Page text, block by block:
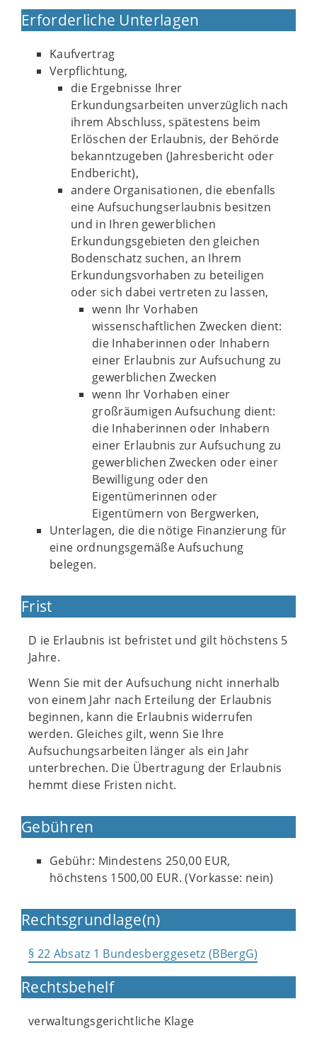
Erforderliche Unterlagen
Kaufvertrag
Verpflichtung,
die Ergebnisse Ihrer
Erkundungsarbeiten unverzüglich nach
ihrem Abschluss, spätestens beim
Erlöschen der Erlaubnis, der Behörde
bekanntzugeben (Jahresbericht oder
Endbericht),
andere Organisationen, die ebenfalls
eine Aufsuchungserlaubnis besitzen
und in Ihren gewerblichen
Erkundungsgebieten den gleichen
Bodenschatz suchen, an Ihrem
Erkundungsvorhaben zu beteiligen
oder sich dabei vertreten zu lassen,
wenn Ihr Vorhaben
wissenschaftlichen Zwecken dient:
die Inhaberinnen oder Inhabern
einer Erlaubnis zur Aufsuchung zu
gewerblichen Zwecken
wenn Ihr Vorhaben einer
großräumigen Aufsuchung dient:
die Inhaberinnen oder Inhabern
einer Erlaubnis zur Aufsuchung zu
gewerblichen Zwecken oder einer
Bewilligung oder den
Eigentümerinnen oder
Eigentümern von Bergwerken,
Unterlagen, die die nötige Finanzierung für
eine ordnungsgemäße Aufsuchung
belegen.
Frist
D ie Erlaubnis ist befristet und gilt höchstens 5
Jahre.
Wenn Sie mit der Aufsuchung nicht innerhalb
von einem Jahr nach Erteilung der Erlaubnis
beginnen, kann die Erlaubnis widerrufen
werden. Gleiches gilt, wenn Sie Ihre
Aufsuchungsarbeiten länger als ein Jahr
unterbrechen. Die Übertragung der Erlaubnis
hemmt diese Fristen nicht.
Gebühren
Gebühr: Mindestens 250,00 EUR,
höchstens 1500,00 EUR. (Vorkasse: nein)
Rechtsgrundlage(n)
§ 22 Absatz 1 Bundesberggesetz (BBergG)
Rechtsbehelf
verwaltungsgerichtliche Klage